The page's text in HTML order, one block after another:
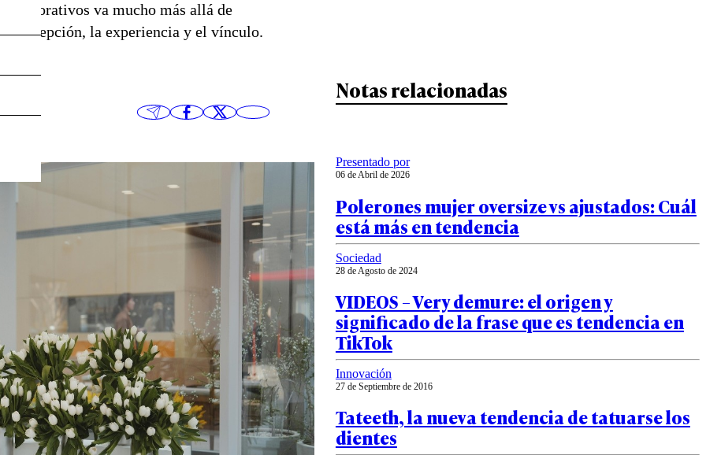
va mucho más allá de
percepción, la experiencia y el vínculo.
Notas relacionadas
Presentado por
06 de Abril de 2026
Polerones mujer oversize vs ajustados: Cuál
está más en tendencia
Sociedad
28 de Agosto de 2024
VIDEOS – Very demure: el origen y
significado de la frase que es tendencia en
TikTok
Innovación
27 de Septiembre de 2016
Tateeth, la nueva tendencia de tatuarse los
dientes